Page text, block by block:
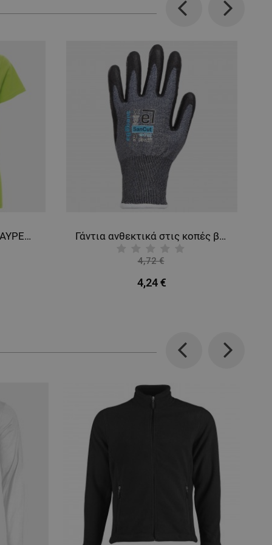
Previous
Γυναικείο κοντομάνικο PAYPER SUNSET ACID GREEN Γάντια ανθεκτικά στις κοπές βουτηγμένα σε αφρό PU EGEBANT SANCUT
4,72 €
4,24 €
Next
Previous Next